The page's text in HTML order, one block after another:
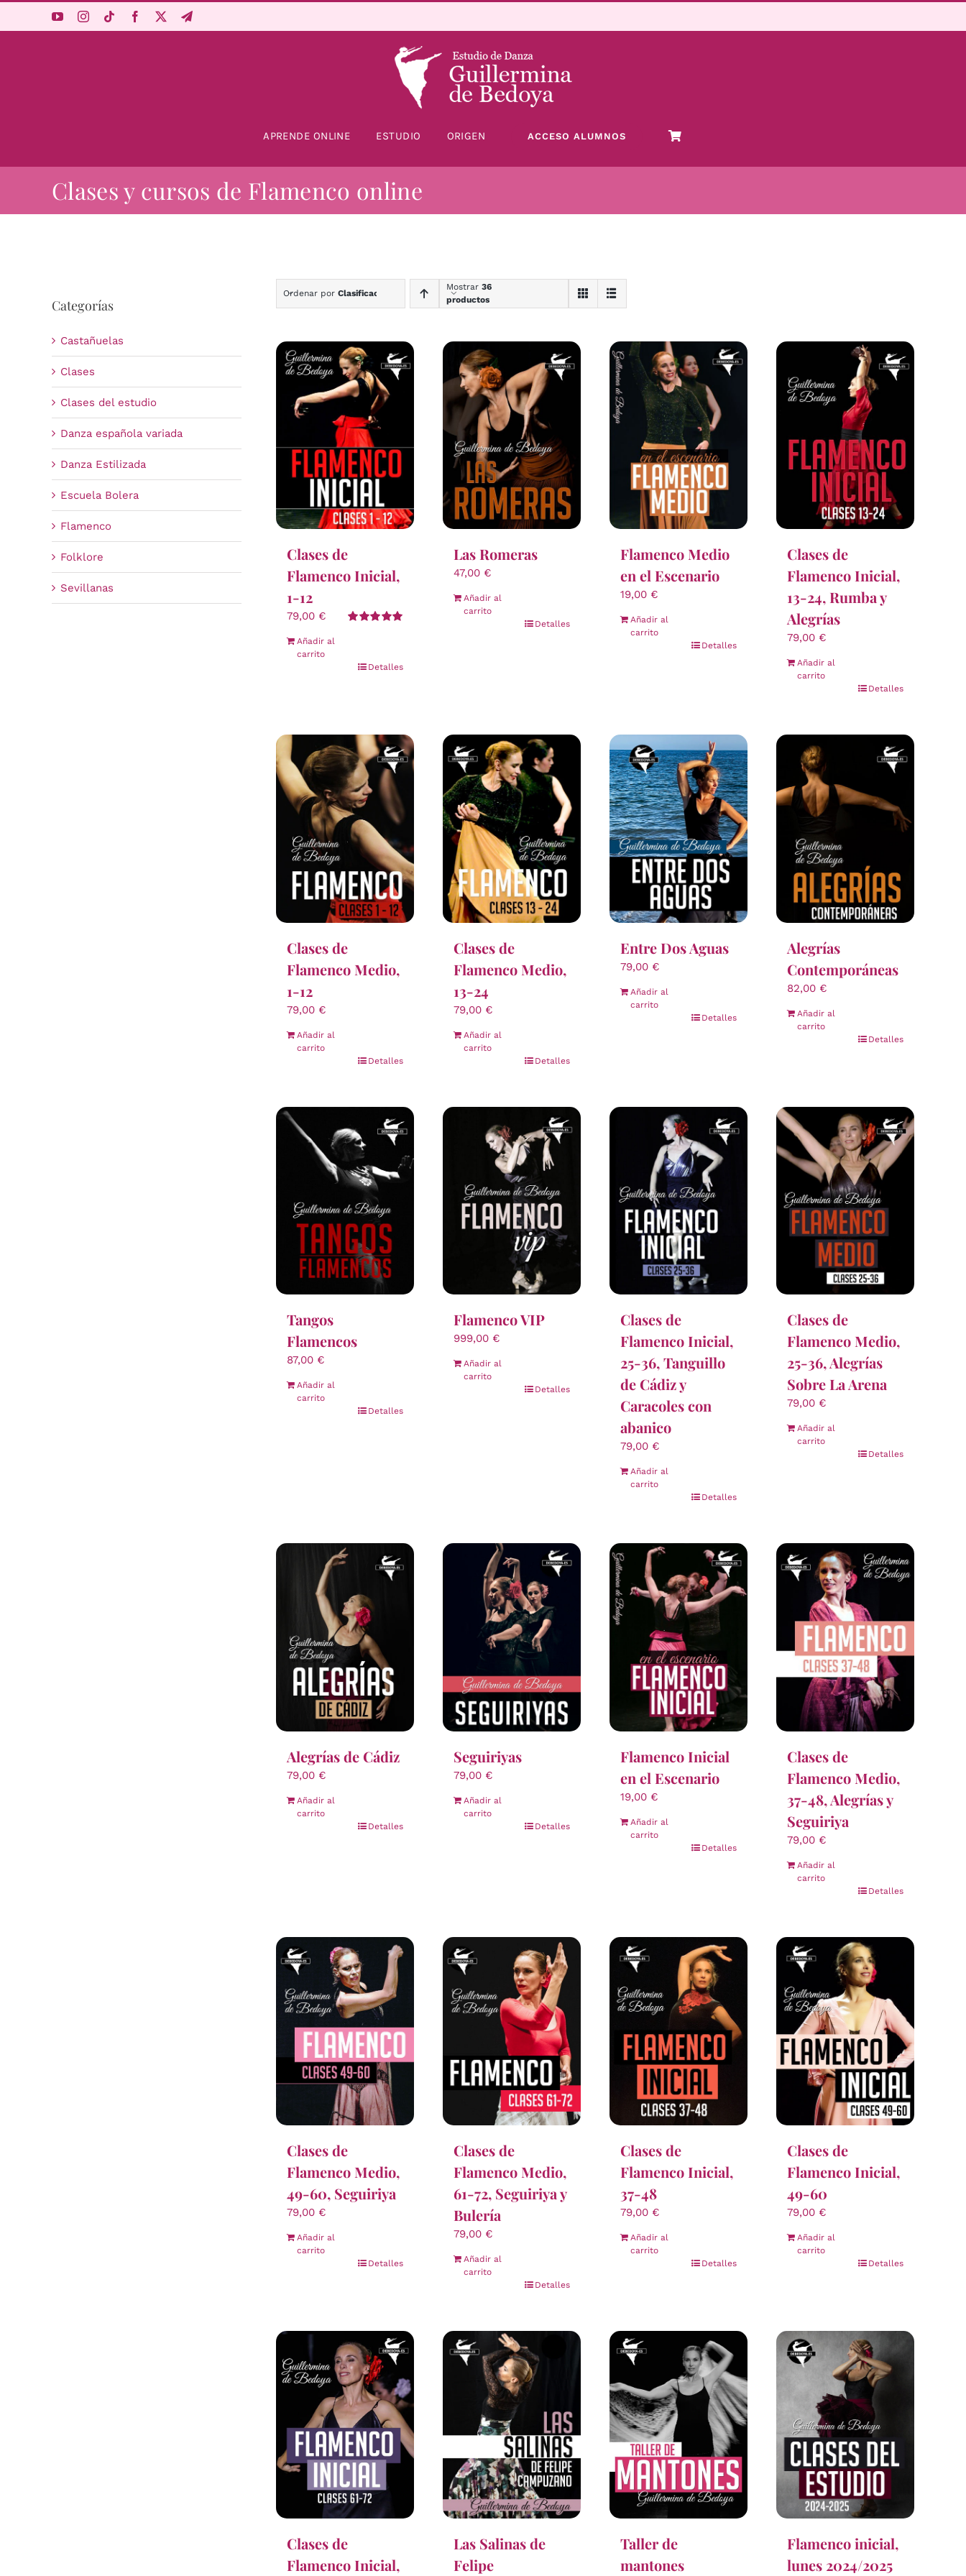
APRENDE ONLINE ESTUDIO ORIGEN ACCESO ALUMNOS
Clases y cursos de Flamenco online
Categorías
Castañuelas
Clases
Clases del estudio
Danza española variada
Danza Estilizada
Escuela Bolera
Flamenco
Folklore
Sevillanas
Ordenar por Clasificación
Mostrar 36
productos
Clases de
Flamenco Inicial,
1-12
79,00 €
Añadir al
carrito
Detalles
Las Romeras
47,00 €
Añadir al
carrito
Detalles
Flamenco Medio
en el Escenario
19,00 €
Añadir al
carrito
Detalles
Clases de
Flamenco Inicial,
13-24, Rumba y
Alegrías
79,00 €
Añadir al
carrito
Detalles
Clases de
Flamenco Medio,
1-12
79,00 €
Añadir al
carrito
Detalles
Clases de
Flamenco Medio,
13-24
79,00 €
Añadir al
carrito
Detalles
Entre Dos Aguas
79,00 €
Añadir al
carrito
Detalles
Alegrías
Contemporáneas
82,00 €
Añadir al
carrito
Detalles
Tangos
Flamencos
87,00 €
Añadir al
carrito
Detalles
Flamenco VIP
999,00 €
Añadir al
carrito
Detalles
Clases de
Flamenco Inicial,
25-36, Tanguillo
de Cádiz y
Caracoles con
abanico
79,00 €
Añadir al
carrito
Detalles
Clases de
Flamenco Medio,
25-36, Alegrías
Sobre La Arena
79,00 €
Añadir al
carrito
Detalles
Alegrías de Cádiz
79,00 €
Añadir al
carrito
Detalles
Seguiriyas
79,00 €
Añadir al
carrito
Detalles
Flamenco Inicial
en el Escenario
19,00 €
Añadir al
carrito
Detalles
Clases de
Flamenco Medio,
37-48, Alegrías y
Seguiriya
79,00 €
Añadir al
carrito
Detalles
Clases de
Flamenco Medio,
49-60, Seguiriya
79,00 €
Añadir al
carrito
Detalles
Clases de
Flamenco Medio,
61-72, Seguiriya y
Bulería
79,00 €
Añadir al
carrito
Detalles
Clases de
Flamenco Inicial,
37-48
79,00 €
Añadir al
carrito
Detalles
Clases de
Flamenco Inicial,
49-60
79,00 €
Añadir al
carrito
Detalles
Clases de
Flamenco Inicial,
Las Salinas de
Felipe
Taller de
mantones
Flamenco inicial,
lunes 2024/2025